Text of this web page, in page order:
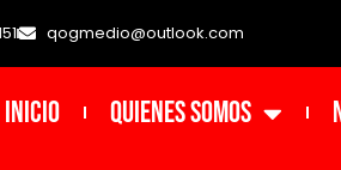
qogmedio@outlook.com
INICIO Quienes Somos